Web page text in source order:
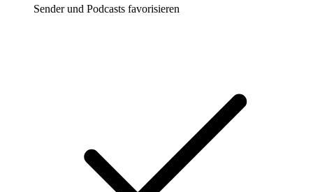
Sender und Podcasts favorisieren